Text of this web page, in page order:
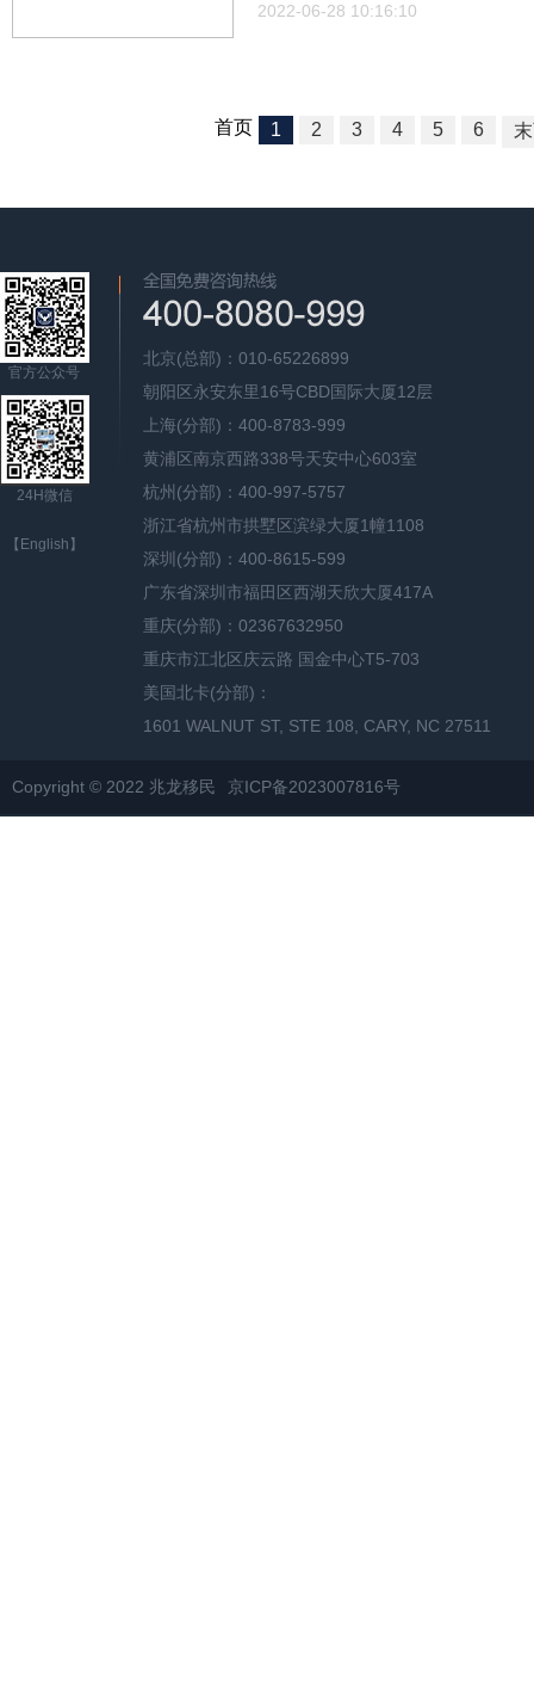
2022-06-28 10:16:10
首页 1 2 3 4 5 6
官方公众号
24H微信
【English】
北京(总部)：010-65226899
朝阳区永安东里16号CBD国际大厦12层
上海(分部)：400-8783-999
黄浦区南京西路338号天安中心603室
杭州(分部)：400-997-5757
浙江省杭州市拱墅区滨绿大厦1幢1108
深圳(分部)：400-8615-599
广东省深圳市福田区西湖天欣大厦417A
重庆(分部)：02367632950
重庆市江北区庆云路 国金中心T5-703
美国北卡(分部)：
1601 WALNUT ST, STE 108, CARY, NC 27511
Copyright © 2022 兆龙移民 京ICP备2023007816号